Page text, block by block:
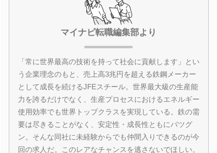
マイナビ転職編集部より
「常に世界最高の技術を持って社会に貢献します」とい
う企業理念のもと、売上高3兆円を超える鉄鋼メーカー
として成長を続けるJFEスチール。世界最大級の生産能
力を誇るだけでなく、生産プロセスにおけるエネルギー
使用効率でも世界トップクラスを実現している。鉄の需
要は尽きることがなく、安定性・成長性ともにバツグ
ン。そんな同社に未経験からでも仲間入りできるのが今
回の求人だ。このレアなチャンスを逃さないでほしい。